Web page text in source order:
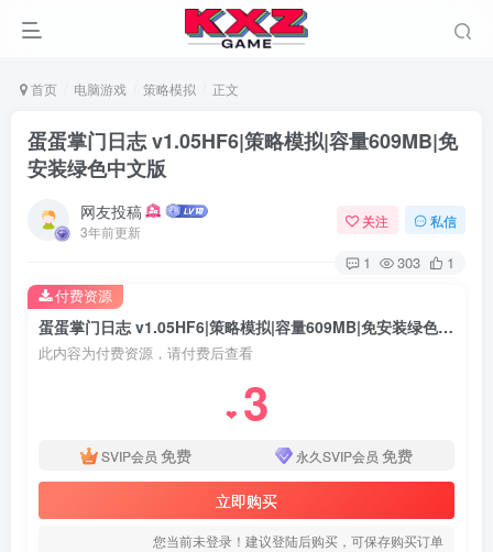
首页 电脑游戏 策略模拟 正文
蛋蛋掌门日志 v1.05HF6|策略模拟|容量609MB|免
安装绿色中文版
网友投稿
3年前更新
关注 私信
1 303 1
蛋蛋掌门日志 v1.05HF6|策略模拟|容量609MB|免安装绿色中文版
此内容为付费资源，请付费后查看
❤ 3
SVIP会员 免费 永久SVIP会员 免费
立即购买
您当前未登录！建议登陆后购买，可保存购买订单
付费资源